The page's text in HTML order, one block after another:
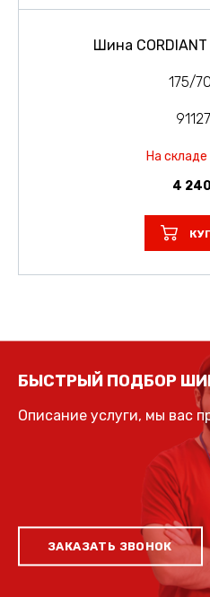
Шина CORDIANT
175/
На складе
4 240
БЫСТРЫЙ ПОДБОР
Описание услуги, мы вас
ЗАКАЗАТЬ ЗВОНОК